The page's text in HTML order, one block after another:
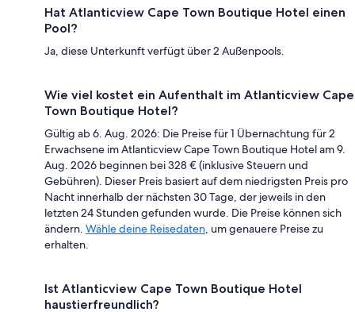
Hat Atlanticview Cape Town Boutique Hotel einen
Pool?
Ja, diese Unterkunft verfügt über 2 Außenpools.
Wie viel kostet ein Aufenthalt im Atlanticview Cape
Town Boutique Hotel?
Gültig ab 6. Aug. 2026: Die Preise für 1 Übernachtung für 2
Erwachsene im Atlanticview Cape Town Boutique Hotel am 9.
Aug. 2026 beginnen bei 328 € (inklusive Steuern und
Gebühren). Dieser Preis basiert auf dem niedrigsten Preis pro
Nacht innerhalb der nächsten 30 Tage, der jeweils in den
letzten 24 Stunden gefunden wurde. Die Preise können sich
ändern. Wähle deine Reisedaten, um genauere Preise zu
erhalten.
Ist Atlanticview Cape Town Boutique Hotel
haustierfreundlich?